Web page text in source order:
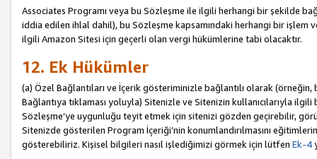
Associates Programı veya bu Sözleşme ile ilgili herhangi bir şekilde
iddia edilen ihlal dahil), bu Sözleşme kapsamındaki herhangi bir işlem
ilgili Amazon Sitesi için geçerli olan vergi hükümlerine tabi olacaktır.
12. Ek Hükümler
(a) Özel Bağlantıları ve İçerik gösteriminizle bağlantılı olarak
Bağlantıya tıklaması yoluyla) Sitenizle ve Sitenizin kullanıcılarıyla
Sözleşme’ye uygunluğu teyit etmek için sitenizi gözden geçirebilir,
Sitenizde gösterilen Program İçeriği’nin konumlandırılmasını
gösterebiliriz. Kişisel bilgileri nasıl işlediğimizi görmek için lütfen Ek-4